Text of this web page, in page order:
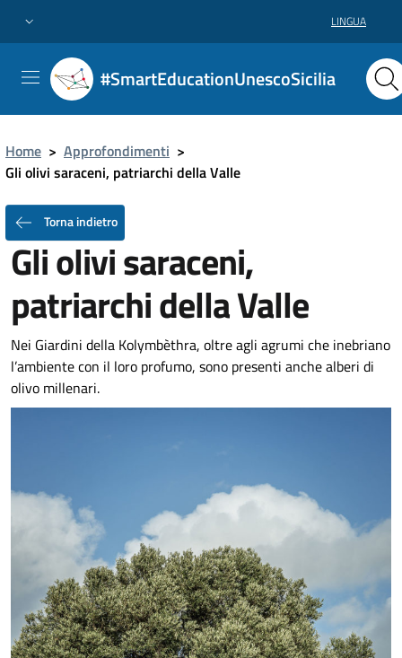
LINGUA
#SmartEducationUnescoSicilia
Home > Approfondimenti >
Gli olivi saraceni, patriarchi della Valle
Torna indietro
Gli olivi saraceni,
patriarchi della Valle
Nei Giardini della Kolymbèthra, oltre agli agrumi che inebriano
l’ambiente con il loro profumo, sono presenti anche alberi di
olivo millenari.